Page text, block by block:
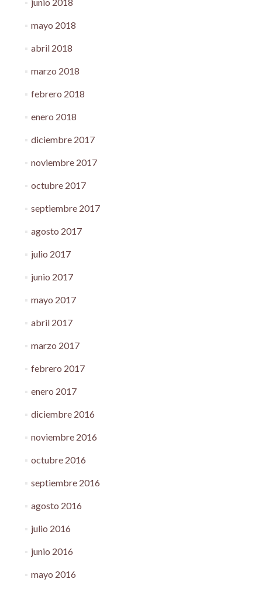
mayo 2018
abril 2018
marzo 2018
febrero 2018
enero 2018
diciembre 2017
noviembre 2017
octubre 2017
septiembre 2017
agosto 2017
julio 2017
junio 2017
mayo 2017
abril 2017
marzo 2017
febrero 2017
enero 2017
diciembre 2016
noviembre 2016
octubre 2016
septiembre 2016
agosto 2016
julio 2016
junio 2016
mayo 2016